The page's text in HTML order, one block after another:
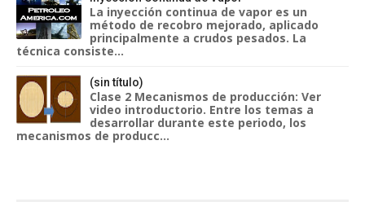
La inyección continua de vapor es un
método de recobro mejorado, aplicado
principalmente a crudos pesados. La
técnica consiste...
(sin título)
Clase 2 Mecanismos de producción: Ver
video introductorio. Entre los temas a
desarrollar durante este periodo, los
mecanismos de producc...